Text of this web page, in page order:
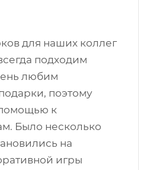
для наших коллег
подходим
любим
поэтому
к
Было несколько
на
игры